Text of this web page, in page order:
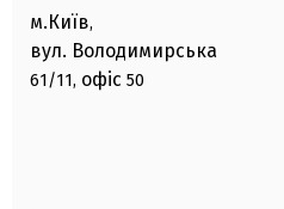
м.Київ,
вул. Володимирська
61/11, офіс 50